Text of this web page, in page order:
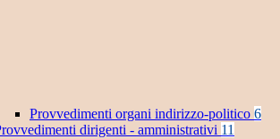
Provvedimenti organi indirizzo-politico 6
dirigenti - amministrativi 11